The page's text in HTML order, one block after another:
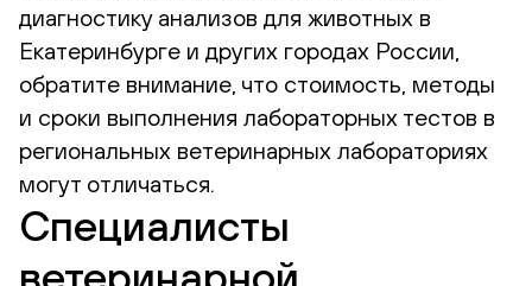
диагностику анализов для животных в
Екатеринбурге и других городах России,
обратите внимание, что стоимость, методы
и сроки выполнения лабораторных тестов в
региональных ветеринарных лабораториях
могут отличаться.
Специалисты